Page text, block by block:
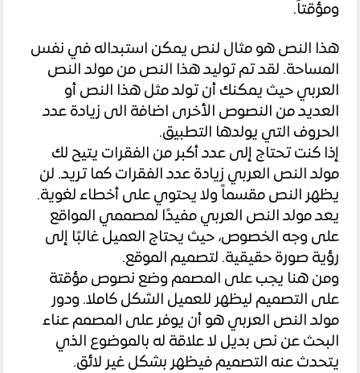
ومؤقتاً.
هذا النص هو مثال لنص يمكن استبداله في نفس
المساحة. لقد تم توليد هذا النص من مولد النص
العربي حيث يمكنك أن تولد مثل هذا النص أو
العديد من النصوص الأخرى اضافة الى زيادة عدد
الحروف التي يولدها التطبيق.
إذا كنت تحتاج إلى عدد أكبر من الفقرات يتيح لك
مولد النص العربي زيادة عدد الفقرات كما تريد. لن
يظهر النص مقسماً ولا يحتوي على أخطاء لغوية.
يعد مولد النص العربي مفيدًا لمصممي المواقع
على وجه الخصوص، حيث يحتاج العميل غالبًا إلى
رؤية صورة حقيقية. لتصميم الموقع.
ومن هنا يجب على المصمم وضع نصوص مؤقتة
على التصميم ليظهر للعميل الشكل كاملا. ودور
مولد النص العربي هو أن يوفر على المصمم عناء
البحث عن نص بديل لا علاقة له بالموضوع الذي
يتحدث عنه التصميم فيظهر بشكل غير لائق.